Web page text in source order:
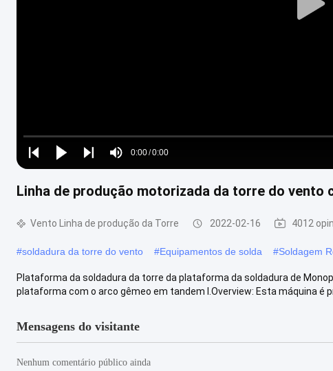
Play
Play
Play
Mute
Time
0:00/0:00
Loaded:
0%
Linha de produção motorizada da torre do vento
Vento Linha de produção da Torre 2022-02-16 4012
#soldadura da torre do vento #Equipamentos de solda #Soldagem
Plataforma da soldadura da torre da plataforma da soldadura de
plataforma com o arco gêmeo em tandem I.Overview: Esta máquina é
Mensagens do visitante
Nenhum comentário público ainda